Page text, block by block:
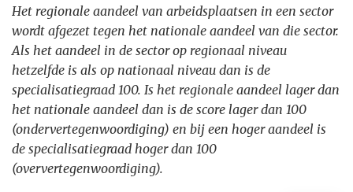
Het regionale aandeel van arbeidsplaatsen in een sector
wordt afgezet tegen het nationale aandeel van die sector.
Als het aandeel in de sector op regionaal niveau
hetzelfde is als op nationaal niveau dan is de
specialisatiegraad 100. Is het regionale aandeel lager dan
het nationale aandeel dan is de score lager dan 100
(ondervertegenwoordiging) en bij een hoger aandeel is
de specialisatiegraad hoger dan 100
(oververtegenwoordiging).